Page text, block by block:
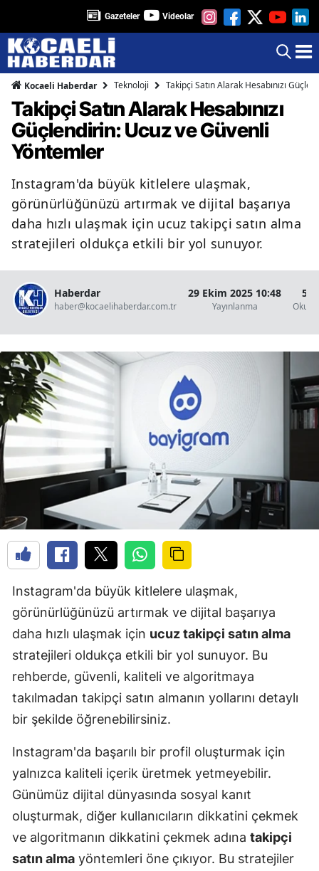
Gazeteler Videolar
Kocaeli Haberdar Teknoloji Takipçi Satın Alarak Hesabınızı
Takipçi Satın Alarak Hesabınızı
Güçlendirin: Ucuz ve Güvenli
Yöntemler
Instagram'da büyük kitlelere ulaşmak,
görünürlüğünüzü artırmak ve dijital başarıya
daha hızlı ulaşmak için ucuz takipçi satın alma
stratejileri oldukça etkili bir yol sunuyor.
Haberdar
haber@kocaelihaberdar.com.tr
29 Ekim 2025 10:48
Yayınlanma
5
Instagram'da büyük kitlelere ulaşmak,
görünürlüğünüzü artırmak ve dijital başarıya
daha hızlı ulaşmak için ucuz takipçi satın alma
stratejileri oldukça etkili bir yol sunuyor. Bu
rehberde, güvenli, kaliteli ve algoritmaya
takılmadan takipçi satın almanın yollarını detaylı
bir şekilde öğrenebilirsiniz.
Instagram'da başarılı bir profil oluşturmak için
yalnızca kaliteli içerik üretmek yetmeyebilir.
Günümüz dijital dünyasında sosyal kanıt
oluşturmak, diğer kullanıcıların dikkatini çekmek
ve algoritmanın dikkatini çekmek adına takipçi
satın alma yöntemleri öne çıkıyor. Bu stratejiler